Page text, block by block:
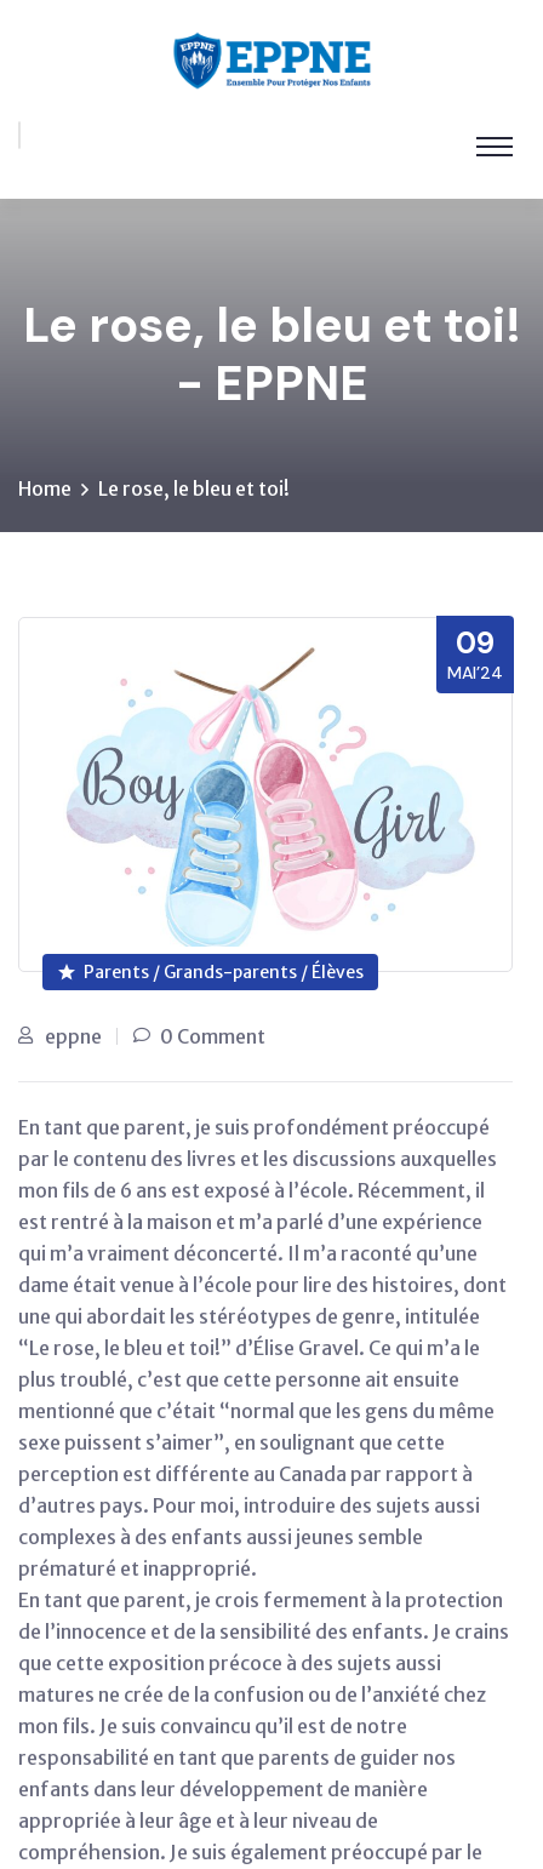
Le rose, le bleu et toi!
- EPPNE
Home Le rose, le bleu et toi!
09
MAI’24
Parents / Grands-parents / Élèves
eppne 0 Comment
En tant que parent, je suis profondément préoccupé
par le contenu des livres et les discussions auxquelles
mon fils de 6 ans est exposé à l’école. Récemment, il
est rentré à la maison et m’a parlé d’une expérience
qui m’a vraiment déconcerté. Il m’a raconté qu’une
dame était venue à l’école pour lire des histoires, dont
une qui abordait les stéréotypes de genre, intitulée
“Le rose, le bleu et toi!” d’Élise Gravel. Ce qui m’a le
plus troublé, c’est que cette personne ait ensuite
mentionné que c’était “normal que les gens du même
sexe puissent s’aimer”, en soulignant que cette
perception est différente au Canada par rapport à
d’autres pays. Pour moi, introduire des sujets aussi
complexes à des enfants aussi jeunes semble
prématuré et inapproprié.
En tant que parent, je crois fermement à la protection
de l’innocence et de la sensibilité des enfants. Je crains
que cette exposition précoce à des sujets aussi
matures ne crée de la confusion ou de l’anxiété chez
mon fils. Je suis convaincu qu’il est de notre
responsabilité en tant que parents de guider nos
enfants dans leur développement de manière
appropriée à leur âge et à leur niveau de
compréhension. Je suis également préoccupé par le